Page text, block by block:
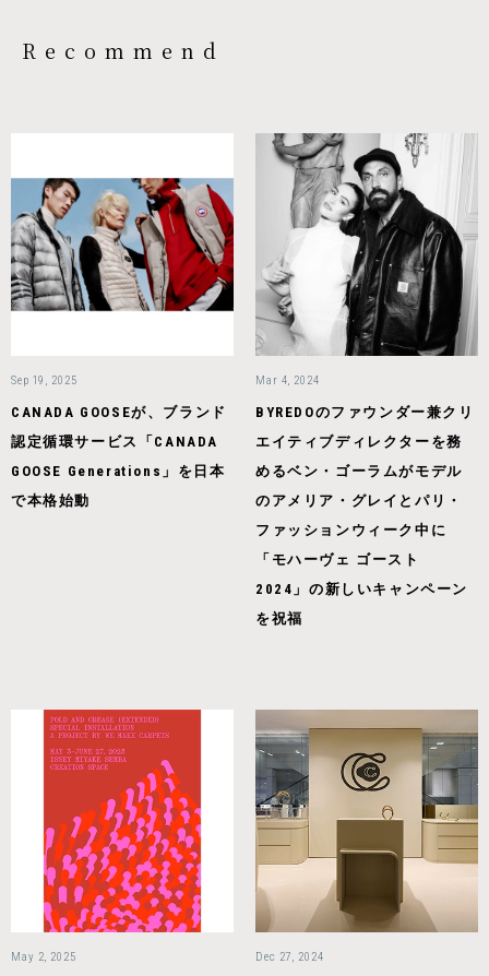
Recommend
Sep 19, 2025
CANADA GOOSEが、ブランド
認定循環サービス「CANADA
GOOSE Generations」を日本
で本格始動
Mar 4, 2024
BYREDOのファウンダー兼クリ
エイティブディレクターを務
めるベン・ゴーラムがモデル
のアメリア・グレイとパリ・
ファッションウィーク中に
「モハーヴェ ゴースト
2024」の新しいキャンペーン
を祝福
May 2, 2025 Dec 27, 2024